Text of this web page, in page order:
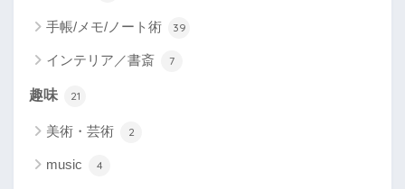
手帳/メモ/ノート術 39
インテリア／書斎 7
趣味 21
美術・芸術 2
music 4